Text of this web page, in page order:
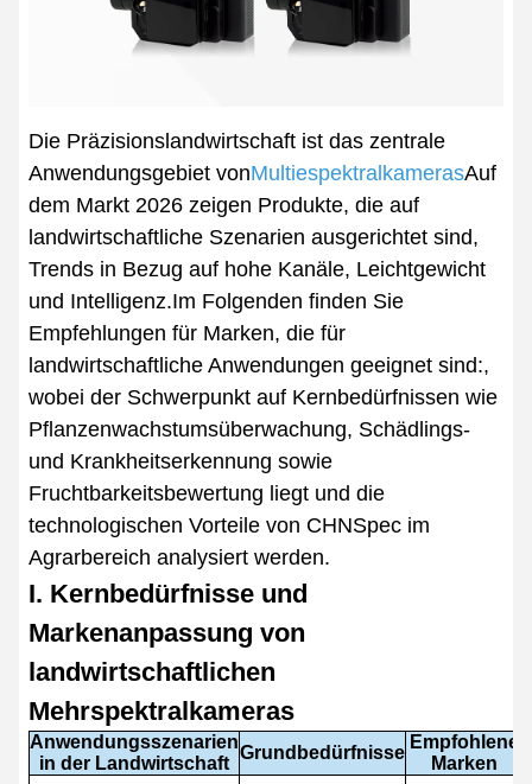
Die Präzisionslandwirtschaft ist das zentrale
Anwendungsgebiet vonMultiespektralkamerasAuf
dem Markt 2026 zeigen Produkte, die auf
landwirtschaftliche Szenarien ausgerichtet sind,
Trends in Bezug auf hohe Kanäle, Leichtgewicht
und Intelligenz.Im Folgenden finden Sie
Empfehlungen für Marken, die für
landwirtschaftliche Anwendungen geeignet sind:,
wobei der Schwerpunkt auf Kernbedürfnissen wie
Pflanzenwachstumsüberwachung, Schädlings-
und Krankheitserkennung sowie
Fruchtbarkeitsbewertung liegt und die
technologischen Vorteile von CHNSpec im
Agrarbereich analysiert werden.
I. Kernbedürfnisse und
Markenanpassung von
landwirtschaftlichen
Mehrspektralkameras
Anwendungsszenarien
in der Landwirtschaft
Grundbedürfnisse
Empfohlene
Marken